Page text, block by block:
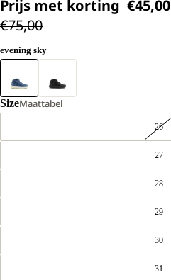
Prijs met korting €45,00
€75,00
evening sky
SizeMaattabel
26
27
28
29
30
31